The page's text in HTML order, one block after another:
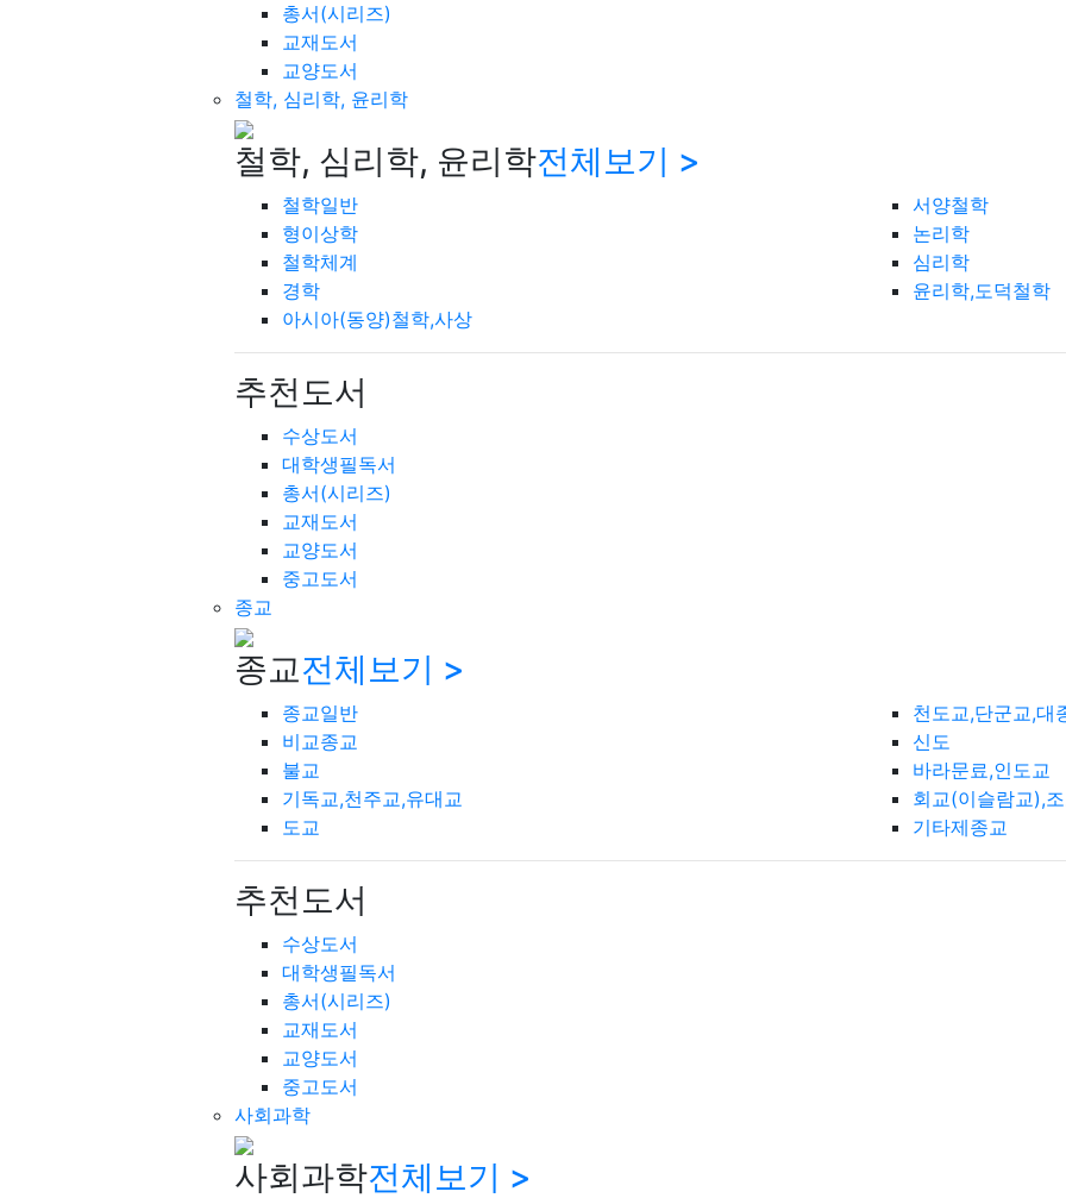
총서(시리즈)
교재도서
교양도서
철학, 심리학, 윤리학
철학, 심리학, 윤리학전체보기 >
철학일반
형이상학
철학체계
경학
아시아(동양)철학,사상
서양철학
논리학
심리학
윤리학,도덕철학
추천도서
수상도서
대학생필독서
총서(시리즈)
교재도서
교양도서
중고도서
종교
종교전체보기 >
종교일반
비교종교
불교
기독교,천주교,유대교
도교
천도교,단군교,대
신도
바라문료,인도교
회교(이슬람교),
기타제종교
추천도서
수상도서
대학생필독서
총서(시리즈)
교재도서
교양도서
중고도서
사회과학
사회과학전체보기 >